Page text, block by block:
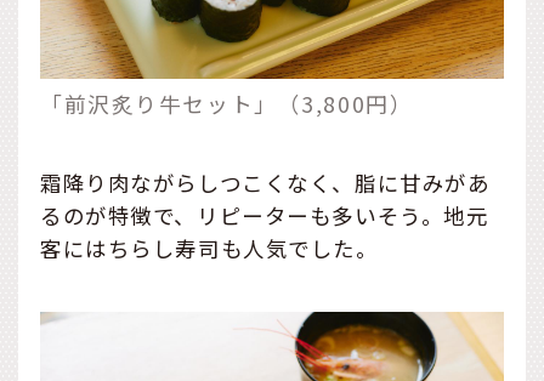
「前沢炙り牛セット」（3,800円）
霜降り肉ながらしつこくなく、脂に甘みがあ
るのが特徴で、リピーターも多いそう。地元
客にはちらし寿司も人気でした。